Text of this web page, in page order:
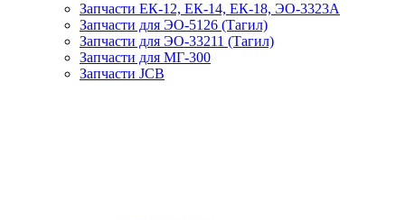
Запчасти ЕК-12, ЕК-14, ЕК-18, ЭО-3323А
Запчасти для ЭО-5126 (Тагил)
Запчасти для ЭО-33211 (Тагил)
Запчасти для МГ-300
Запчасти JCB